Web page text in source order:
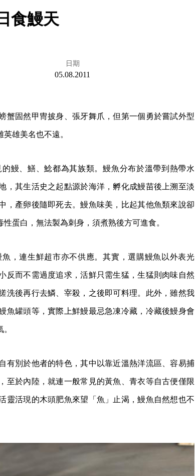
食鰻天
日期
05.08.2011
蟹固然甲冑披身、張牙舞爪，但第一個勇於嘗試外型
雄美名也不遠。
鰻、鱔、鯰都為其族類。鰻魚分布於溫帶到熱帶水
，其生活史之起點源於海洋，孵化成鰻苗後上溯至淡
，產卵後隨即死去。鰻魚味美，比起其他魚類來說卻
蛋白，無法製為刺身，須煮熟後方可進食。
，連生鮮超市亦不供應。其實，選購鰻魚以外表光
反而不需過度追求，活鮮只需生猛，生猛則肉味自然
洗後再行去鱗、宰殺，之後即可料理。此外，雖然我
魚罐頭等，實際上鮮鰻最忌急凍冷藏，冷藏後鰻身會
有別於他者的特色，其中以靠近溫熱洋流區、容易捕
至於內陸，就連一般常見的黃魚、青衣等自古便僅限
靈活現的木頭肥魚來望「魚」止渴，鰻魚自然想也不